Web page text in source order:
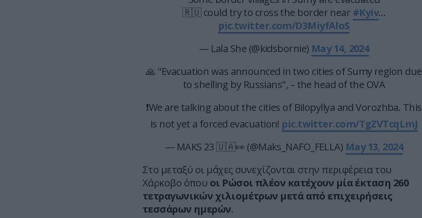
🇷🇺 could try to cross the border near #Kyiv…
pic.twitter.com/D3MiyfAloS
— Lala She (@kidsbornie) May 14, 2024
🙏 "Evacuation was announced in two cities of Sumy region due
to shelling by Russians", – the head of the OVA
❗️We are talking about the cities of Bilopyllya and Vorozhba. This
is not yet a forced evacuation! pic.twitter.com/TgZVTcqLmJ
— MAKS 23 🇺🇦👀 (@Maks_NAFO_FELLA) May 13, 2024
Στο μεταξύ οι μάχες συνεχίζονται στην περιφέρεια του
Χάρκοβο όπου οι Ρώσοι πλέον κατέχουν μία έκταση 260
τετραγωνικών χιλιομέτρων μετά από επιχειρήσεις
τεσσάρων ημερών.